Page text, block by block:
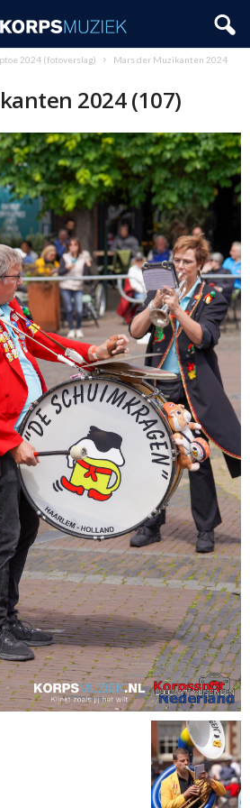
2024 (fotoverslag)
Mars der Muzikanten 2024
2024 (107)